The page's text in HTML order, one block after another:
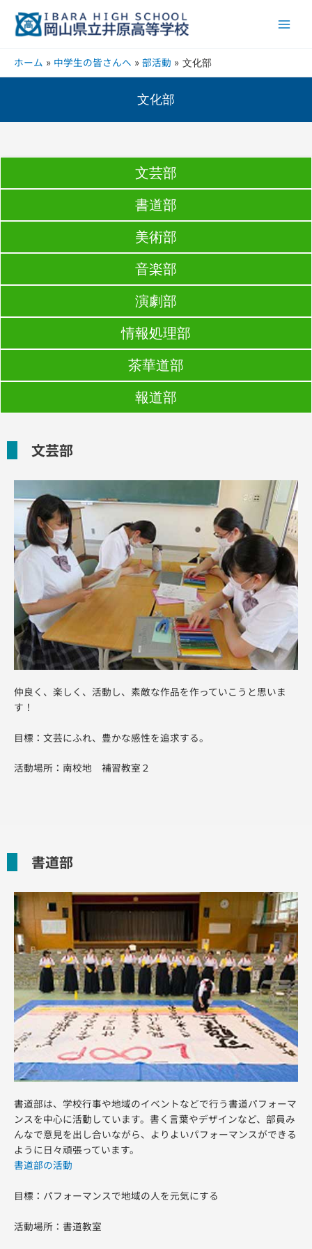
ホーム 中学生の皆さんへ 部活動 文化部
文化部
文芸部
書道部
美術部
音楽部
演劇部
情報処理部
茶華道部
報道部
文芸部
仲良く、楽しく、活動し、素敵な作品を作っていこうと思いま
す！
目標：文芸にふれ、豊かな感性を追求する。
活動場所：南校地 補習教室２
書道部
書道部は、学校行事や地域のイベントなどで行う書道パフォーマ
ンスを中心に活動しています。書く言葉やデザインなど、部員み
んなで意見を出し合いながら、よりよいパフォーマンスができる
ように日々頑張っています。
書道部の活動
目標：パフォーマンスで地域の人を元気にする
活動場所：書道教室